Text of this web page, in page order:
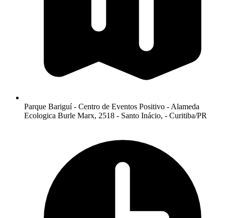
Parque Bariguí - Centro de Eventos Positivo - Alameda
Ecologica Burle Marx, 2518 - Santo Inácio, - Curitiba/PR